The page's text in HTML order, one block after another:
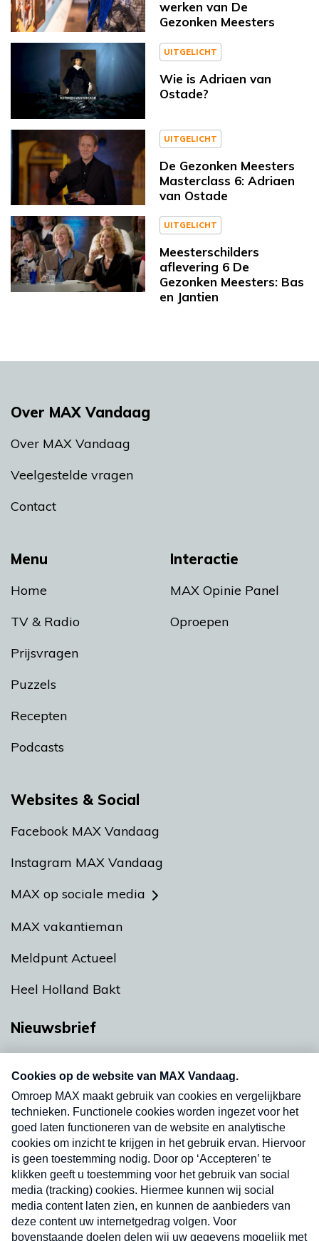
werken van De
Gezonken Meesters
UITGELICHT
Wie is Adriaen van
Ostade?
UITGELICHT
De Gezonken Meesters
Masterclass 6: Adriaen
van Ostade
UITGELICHT
Meesterschilders
aflevering 6 De
Gezonken Meesters: Bas
en Jantien
Menu
Home
TV & Radio
Prijsvragen
Puzzels
Recepten
Podcasts
Interactie
MAX Opinie Panel
Oproepen
Over MAX Vandaag
Over MAX Vandaag
Veelgestelde vragen
Contact
Websites & Social
Facebook MAX Vandaag
Instagram MAX Vandaag
MAX op sociale media
MAX vakantieman
Meldpunt Actueel
Heel Holland Bakt
Nieuwsbrief
nieuwsbrief. Elke vrijdag- en dinsdagochtend in
uw mailbox.
Verzend